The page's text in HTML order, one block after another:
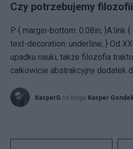
Czy potrzebujemy
P { margin-bottom: 0.08in; }A:link
text-decoration: underline; } Od
upadku nauki, także filozofia
całkowicie abstrakcyjny dodatek
KasperG na blogu Kasper